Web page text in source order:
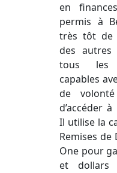
en
permis à
très tôt de
des
tous les
capables
de
d’accéder
Il utilise la
Remises de
One pour
et dollars